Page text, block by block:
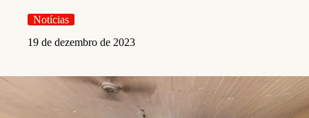
Notícias
19 de dezembro de 2023